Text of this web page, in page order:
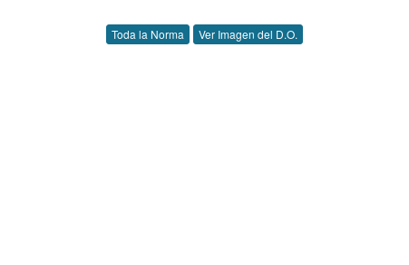
Toda la Norma Ver Imagen del D.O.